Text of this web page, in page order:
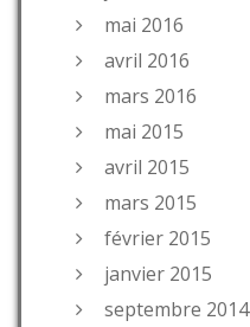
mai 2016
avril 2016
mars 2016
mai 2015
avril 2015
mars 2015
février 2015
janvier 2015
septembre 2014